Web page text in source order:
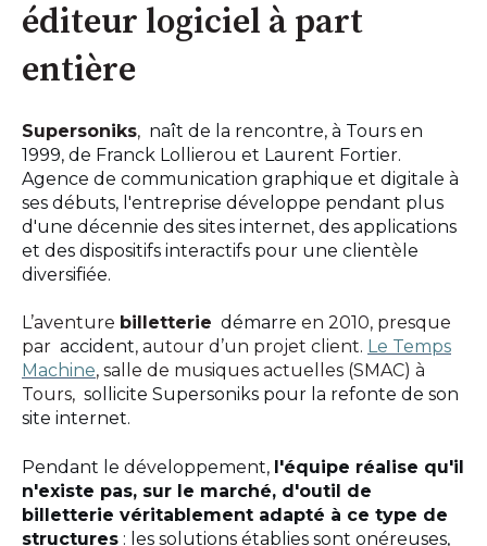
éditeur logiciel à part
entière
Supersoniks, naît de la rencontre, à Tours en
1999, de Franck Lollierou et Laurent Fortier.
Agence de communication graphique et digitale à
ses débuts, l'entreprise développe pendant plus
d'une décennie des sites internet, des applications
et des dispositifs interactifs pour une clientèle
diversifiée.
L’aventure billetterie démarre en 2010, presque
par accident, autour d’un projet client. Le Temps
Machine, salle de musiques actuelles (SMAC) à
Tours, sollicite Supersoniks pour la refonte de son
site internet.
Pendant le développement, l'équipe réalise qu'il
n'existe pas, sur le marché, d'outil de
billetterie véritablement adapté à ce type de
structures : les solutions établies sont onéreuses,